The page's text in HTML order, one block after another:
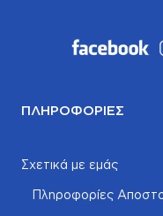
ΠΛΗΡΟΦΟΡΊΕΣ
Σχετικά με εμάς
Πληροφορίες